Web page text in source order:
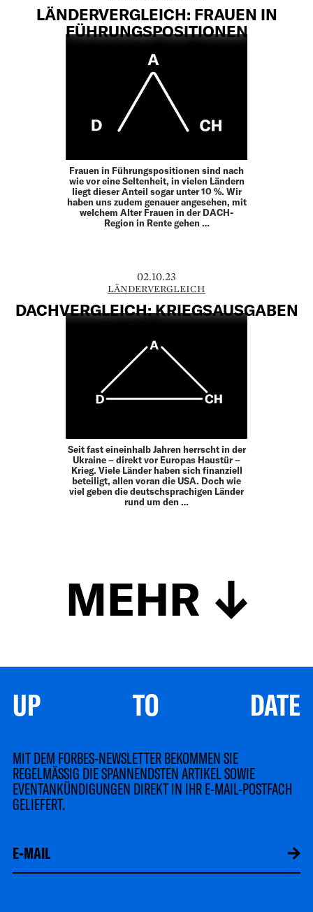
LÄNDERVERGLEICH: FRAUEN IN
FÜHRUNGSPOSITIONEN
Frauen in Führungspositionen sind nach
wie vor eine Seltenheit, in vielen Ländern
liegt dieser Anteil sogar unter 10 %. Wir
haben uns zudem genauer angesehen, mit
welchem Alter Frauen in der DACH-
Region in Rente gehen …
02.10.23
LÄNDERVERGLEICH
DACHVERGLEICH: KRIEGSAUSGABEN
Seit fast eineinhalb Jahren herrscht in der
Ukraine – direkt vor Europas Haustür –
Krieg. Viele Länder haben sich finanziell
beteiligt, allen voran die USA. Doch wie
viel geben die deutschsprachigen Länder
rund um den …
MEHR
UP TO DATE
MIT DEM FORBES-NEWSLETTER BEKOMMEN SIE
REGELMÄSSIG DIE SPANNENDSTEN ARTIKEL SOWIE
EVENTANKÜNDIGUNGEN DIREKT IN IHR E-MAIL-POSTFACH
GELIEFERT.